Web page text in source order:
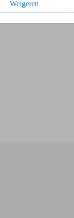
Weigeren